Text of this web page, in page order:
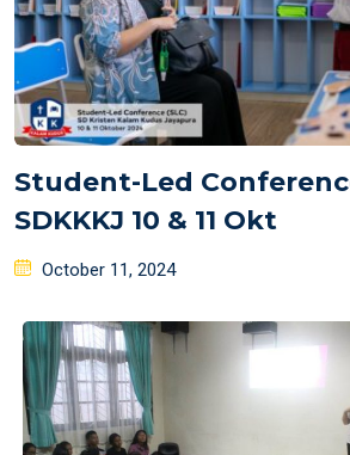
Student-Led
SDKKKJ 10 & 11 Okt
Posted
October 11, 2024